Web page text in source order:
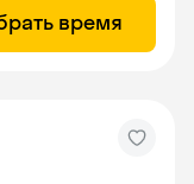
время